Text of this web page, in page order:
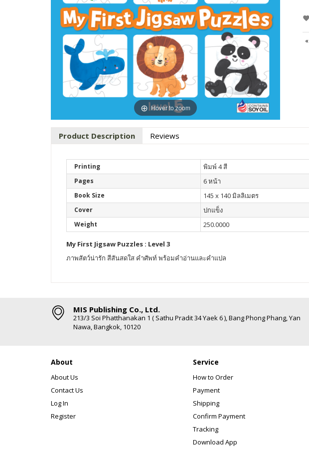
Hover to zoom
«
Product Description Reviews
Printing พิมพ์ 4 สี
Pages 6 หน้า
Book Size 145 x 140 มิลลิเมตร
Cover ปกแข็ง
Weight 250.0000
My First Jigsaw Puzzles : Level 3
ภาพสัตว์น่ารัก สีสันสดใส คำศัพท์ พร้อมคำอ่านและคำแปล
MIS Publishing Co., Ltd.
213/3 Soi Phatthanakan 1 ( Sathu Pradit 34 Yaek 6 ), Bang Phong Phang, Yan
Nawa, Bangkok, 10120
About
About Us
Contact Us
Log In
Register
Service
How to Order
Payment
Shipping
Confirm Payment
Tracking
Download App